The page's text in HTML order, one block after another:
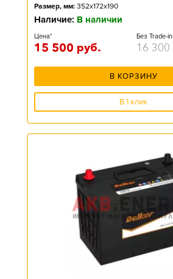
Размер, мм: 352x172x190
Наличие: В наличии
Цена*
15 500 руб.
Без Trade-in
16 300
В КОРЗИНУ
В 1 клик